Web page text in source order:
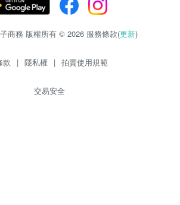
商務 版權所有 © 2026 服務條款(更新)
款 | 隱私權 | 拍賣使用規範
交易安全